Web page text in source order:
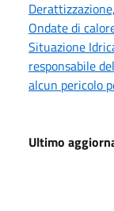
Ondate di
Situazione
responsabile
alcun pericolo
Ultimo